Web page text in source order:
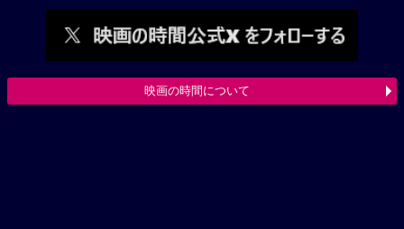
映画の時間について